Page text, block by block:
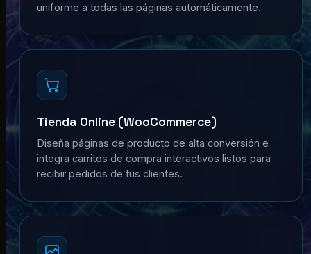
uniforme a todas las páginas automáticamente.
Tienda Online (WooCommerce)
Diseña páginas de producto de alta conversión e
integra carritos de compra interactivos listos para
recibir pedidos de tus clientes.